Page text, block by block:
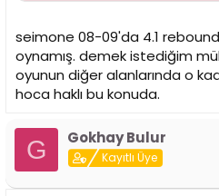
seimone 08-09'da 4.1
oynamış. demek istediğim
oyunun diğer alanlarında o
hoca haklı bu konuda.
G Gokhay Bulur
Kayıtlı Üye